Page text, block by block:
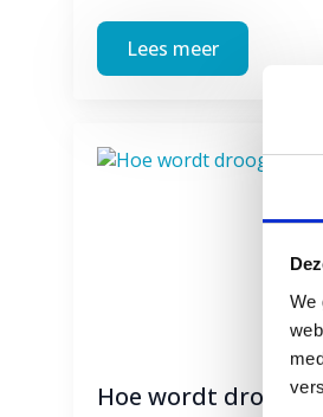
We
Lees meer
Hoe wordt